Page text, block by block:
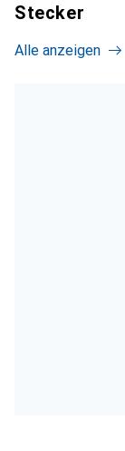
Stecker
Alle anzeigen